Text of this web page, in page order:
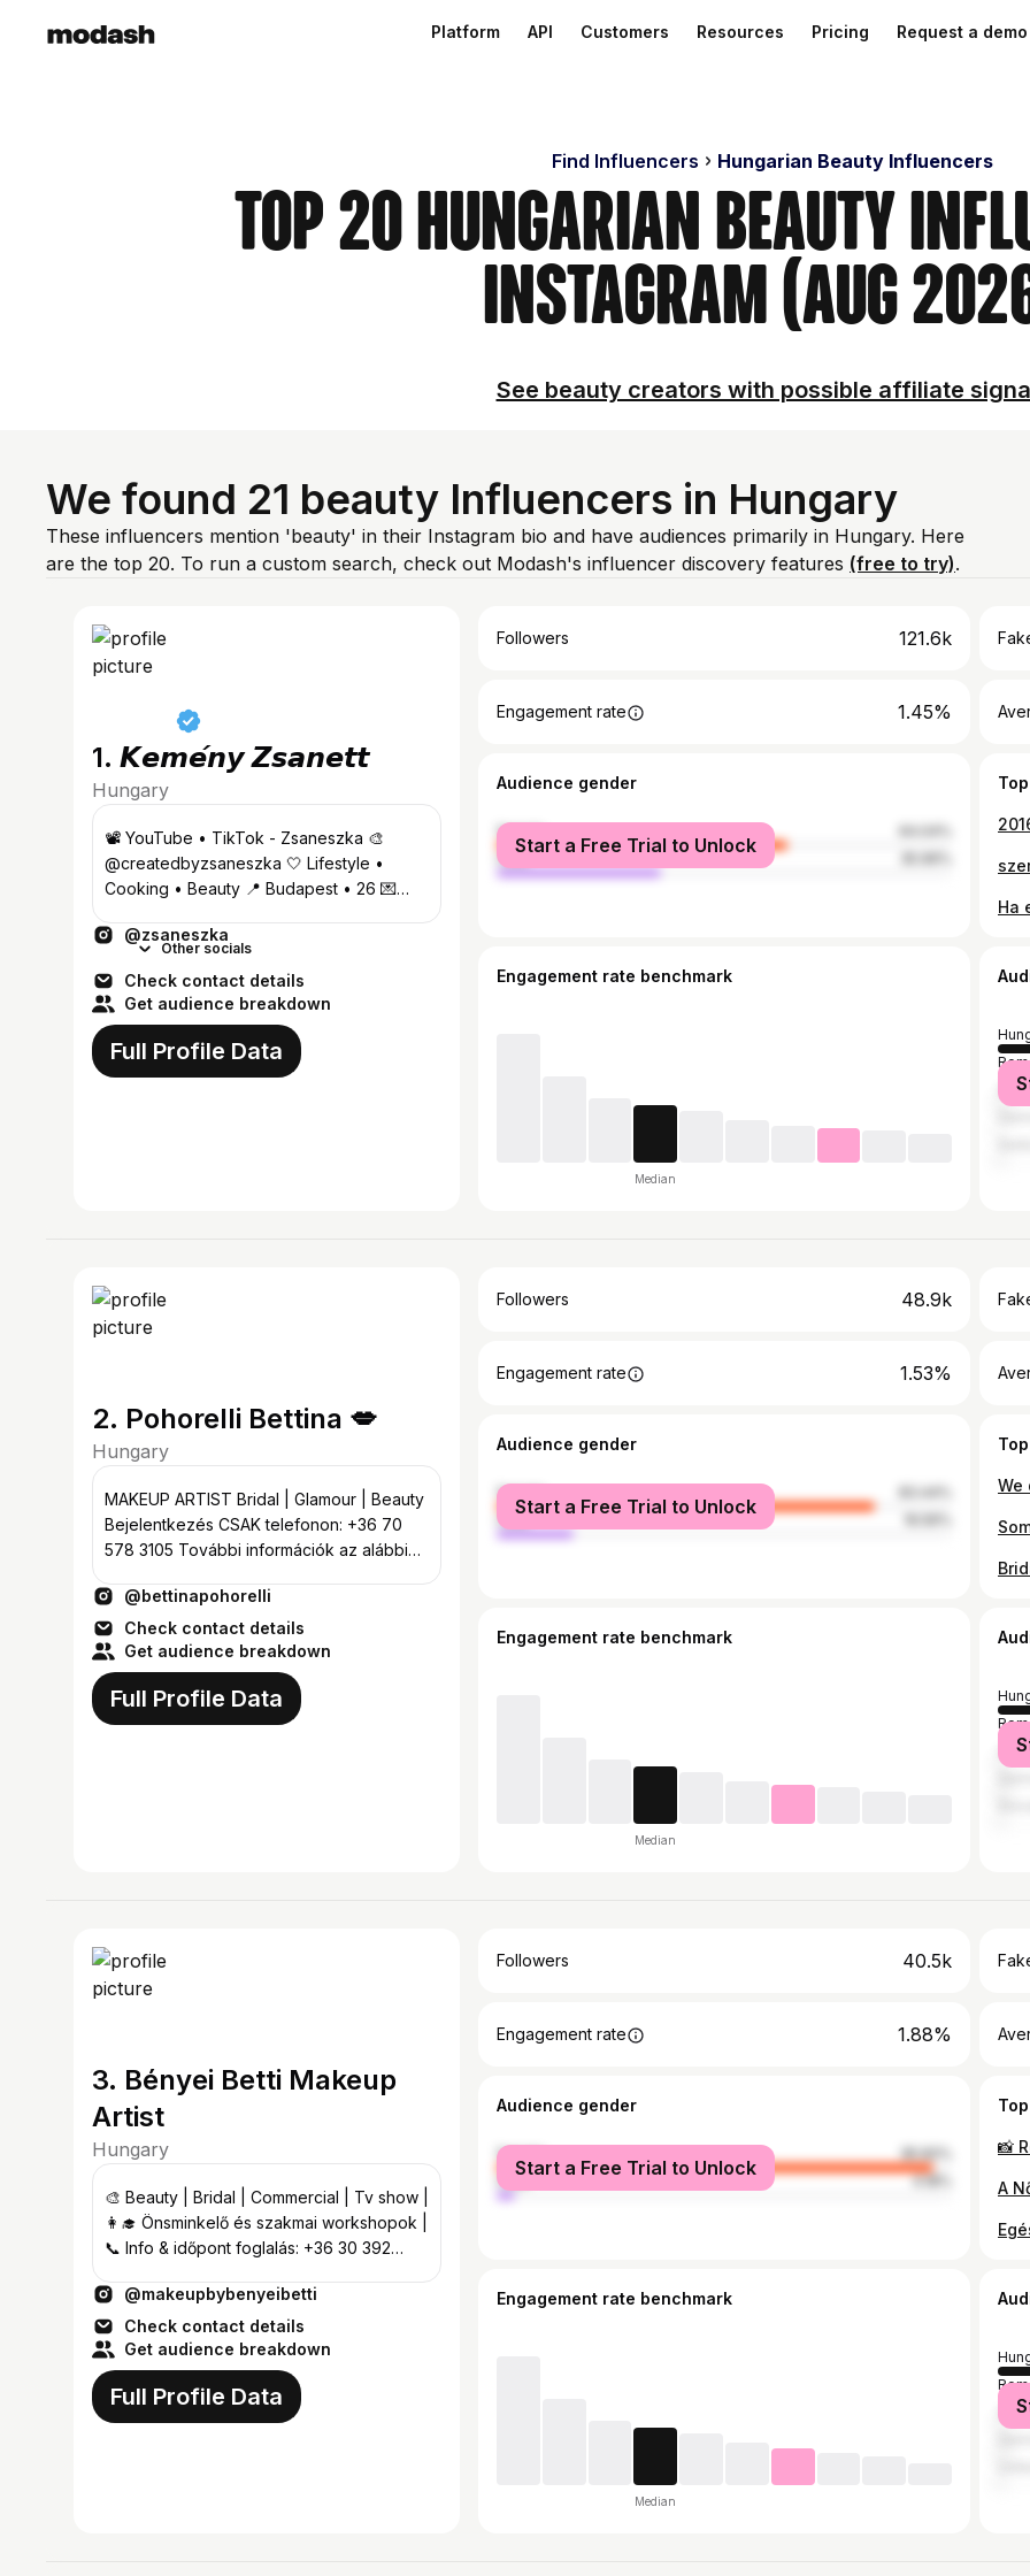
Platform API Customers Resources Pricing Request a demo
Find Influencers Hungarian Beauty Influencers
Top 20 Hungarian Beauty
Instagram (Aug
See beauty creators with possible affiliate
We found 21 beauty Influencers in Hungary
These influencers mention 'beauty' in their Instagram bio and have audiences primarily in Hungary. Here
are the top 20. To run a custom search, check out Modash's influencer discovery features (free to try).
1. 𝙆𝙚𝙢𝙚́𝙣𝙮 𝙕𝙨𝙖𝙣𝙚𝙩𝙩
Hungary
📽️ YouTube • TikTok - Zsaneszka 🎨
@createdbyzsaneszka 🤍 Lifestyle •
Cooking • Beauty 📍 Budapest • 26 💌
@zsaneszka
Other socials
Check contact details
Get audience breakdown
Full Profile Data
Followers 121.6k
Engagement rate 1.45%
Audience gender
female
male
Start a Free Trial to Unlock
Engagement rate benchmark
Median
2. Pohorelli Bettina 💋
Hungary
MAKEUP ARTIST Bridal | Glamour | Beauty
Bejelentkezés CSAK telefonon: +36 70
578 3105 További információk az alábbi
@bettinapohorelli
Check contact details
Get audience breakdown
Full Profile Data
Followers 48.9k
Engagement rate 1.53%
Audience gender
female
male
Start a Free Trial to Unlock
Engagement rate benchmark
Median
3. Bényei Betti Makeup
Artist
Hungary
🎨 Beauty | Bridal | Commercial | Tv show |
👩‍🎓 Önsminkelő és szakmai workshopok |
📞 Info & időpont foglalás: +36 30 392
@makeupbybenyeibetti
Check contact details
Get audience breakdown
Full Profile Data
Followers 40.5k
Engagement rate 1.88%
Audience gender
female
95.82%
male
4.18%
Start a Free Trial to Unlock
Engagement rate benchmark
Median